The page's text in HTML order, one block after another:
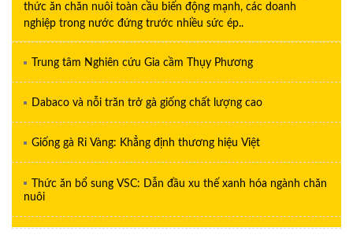
thức ăn chăn nuôi toàn cầu biến động mạnh, các doanh
nghiệp trong nước đứng trước nhiều sức ép..
Trung tâm Nghiên cứu Gia cầm Thụy Phương
Dabaco và nỗi trăn trở gà giống chất lượng cao
Giống gà Ri Vàng: Khẳng định thương hiệu Việt
Thức ăn bổ sung VSC: Dẫn đầu xu thế xanh hóa ngành chăn
nuôi